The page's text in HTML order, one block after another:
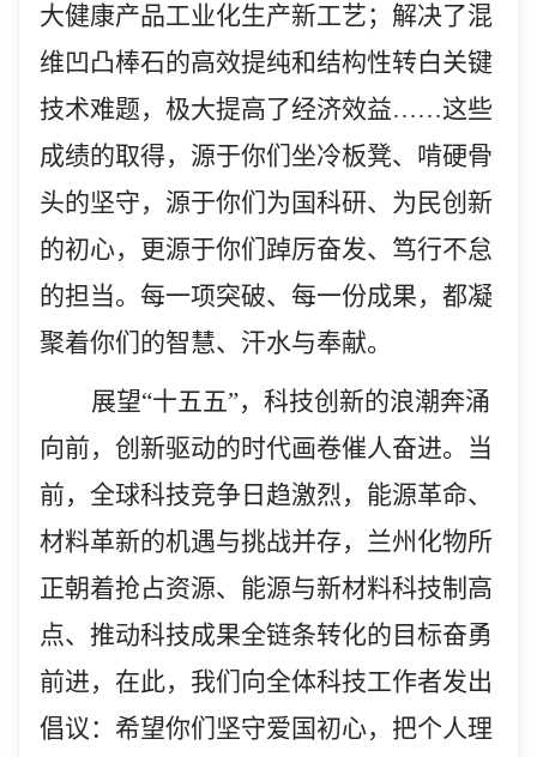
大健康产品工业化生产新工艺；解决了混
维凹凸棒石的高效提纯和结构性转白关键
技术难题，极大提高了经济效益……这些
成绩的取得，源于你们坐冷板凳、啃硬骨
头的坚守，源于你们为国科研、为民创新
的初心，更源于你们踔厉奋发、笃行不怠
的担当。每一项突破、每一份成果，都凝
聚着你们的智慧、汗水与奉献。
展望“十五五”， 科技创新的浪潮奔涌
向前，创新驱动的时代画卷催人奋进。当
前，全球科技竞争日趋激烈，能源革命、
材料革新的机遇与挑战并存，兰州化物所
正朝着抢占资源、能源与新材料科技制高
点、推动科技成果全链条转化的目标奋勇
前进， 在此，我们向全体科技工作者发出
倡议：希望你们坚守爱国初心，把个人理